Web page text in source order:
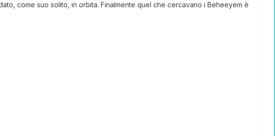
come suo solito, in orbita. Finalmente quel che cercavano i Beheeyem è